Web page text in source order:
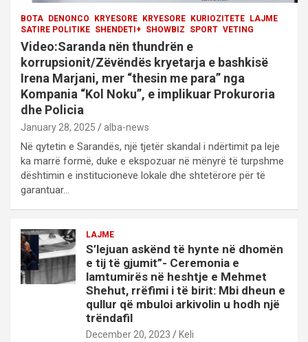
BOTA DENONCO KRYESORE KRYESORE KURIOZITETE
LAJME
SATIRE POLITIKE SHENDETI+ SHOWBIZ SPORT VETING
Video:Saranda nën thundrën e
korrupsionit/Zëvëndës kryetarja e bashkisë
Irena Marjani, mer “thesin me para” nga
Kompania “Kol Noku”, e implikuar Prokuroria
dhe Policia
January 28, 2025 alba-news
Në qytetin e Sarandës, një tjetër skandal i ndërtimit pa leje
ka marrë formë, duke e ekspozuar në mënyrë të turpshme
dështimin e institucioneve lokale dhe shtetërore për të
garantuar…
LAJME
S’lejuan askënd të hynte në dhomën
e tij të gjumit”- Ceremonia e
lamtumirës në heshtje e Mehmet
Shehut, rrëfimi i të birit: Mbi dheun e
qullur që mbuloi arkivolin u hodh një
trëndafil
December 20, 2023 Keli